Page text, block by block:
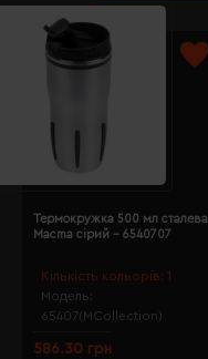
Кількість кольорів: 1
Модель:
65407(MCollection)
Термокружка 500 мл сталева
Macma сірий - 6540707
586.30 грн